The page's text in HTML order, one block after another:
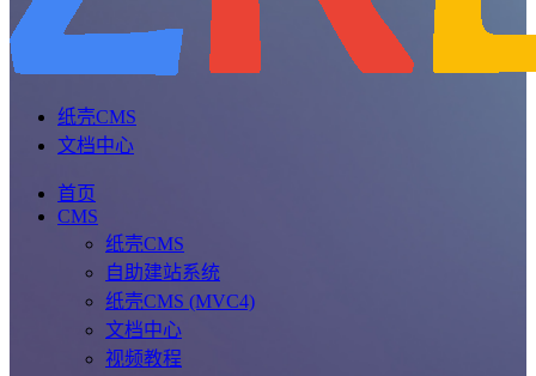
纸壳CMS
文档中心
首页
CMS
纸壳CMS
自助建站系统
纸壳CMS (MVC4)
文档中心
视频教程